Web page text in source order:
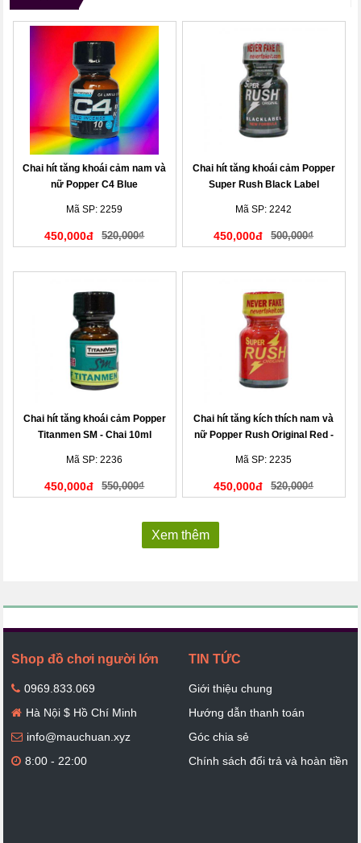
Chai hít tăng khoái cảm nam và
nữ Popper C4 Blue
Mã SP: 2259
450,000đ 520,000₫
Chai hít tăng khoái cảm Popper
Super Rush Black Label
Mã SP: 2242
450,000đ 500,000₫
Chai hít tăng khoái cảm Popper
Titanmen SM - Chai 10ml
Mã SP: 2236
450,000đ 550,000₫
Chai hít tăng kích thích nam và
nữ Popper Rush Original Red -
Mã SP: 2235
450,000đ 520,000₫
Xem thêm
Shop đồ chơi người lớn
0969.833.069
Hà Nội $ Hồ Chí Minh
info@mauchuan.xyz
8:00 - 22:00
TIN TỨC
Giới thiệu chung
Hướng dẫn thanh toán
Góc chia sẻ
Chính sách đổi trả và hoàn tiền